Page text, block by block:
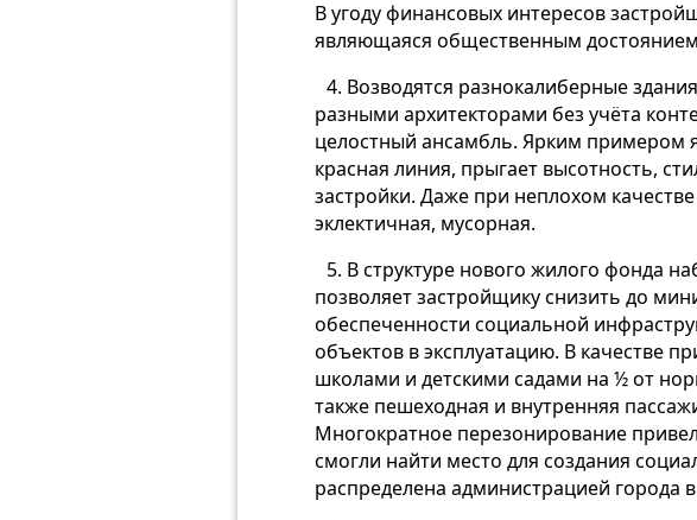
В угоду финансовых интересов
являющаяся общественным
4. Возводятся разнокалиберные
разными архитекторами без учёта
целостный ансамбль. Ярким примером
красная линия, прыгает высотность,
застройки. Даже при неплохом
эклектичная, мусорная.
5. В структуре нового жилого фонда
позволяет застройщику снизить до
обеспеченности социальной
объектов в эксплуатацию. В качестве
школами и детскими садами на ½ от
также пешеходная и внутренняя
Многократное перезонирование
смогли найти место для создания
распределена администрацией города